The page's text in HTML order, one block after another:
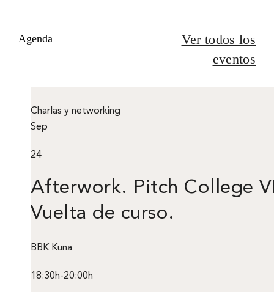
Agenda
Ver todos los
eventos
Charlas y networking
Sep
24
Afterwork. Pitch College
Vuelta de curso.
BBK Kuna
18:30h-20:00h